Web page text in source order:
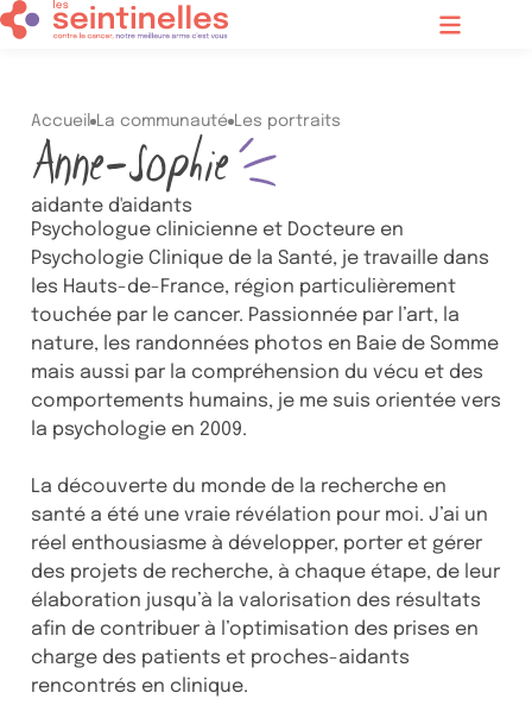
Contenu principal
Menu
Accueil La communauté Les portraits
Anne-Sophie
aidante d'aidants
Psychologue clinicienne et Docteure en
Psychologie Clinique de la Santé, je travaille dans
les Hauts-de-France, région particulièrement
touchée par le cancer. Passionnée par l’art, la
nature, les randonnées photos en Baie de Somme
mais aussi par la compréhension du vécu et des
comportements humains, je me suis orientée vers
la psychologie en 2009.
La découverte du monde de la recherche en
santé a été une vraie révélation pour moi. J’ai un
réel enthousiasme à développer, porter et gérer
des projets de recherche, à chaque étape, de leur
élaboration jusqu’à la valorisation des résultats
afin de contribuer à l’optimisation des prises en
charge des patients et proches-aidants
rencontrés en clinique.